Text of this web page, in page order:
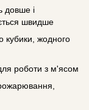
довше і
швидше
кубики, жодного
роботи з м'ясом